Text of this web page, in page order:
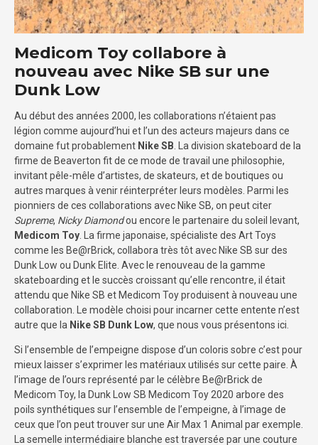
Medicom Toy collabore à
nouveau avec Nike SB sur une
Dunk Low
Au début des années 2000, les collaborations n’étaient pas
légion comme aujourd’hui et l’un des acteurs majeurs dans ce
domaine fut probablement Nike SB . La division skateboard de la
firme de Beaverton fit de ce mode de travail une philosophie,
invitant pêle-mêle d’artistes, de skateurs, et de boutiques ou
autres marques à venir réinterpréter leurs modèles. Parmi les
pionniers de ces collaborations avec Nike SB, on peut citer
Supreme, Nicky Diamondou encore le partenaire du soleil levant,
Medicom Toy . La firme japonaise, spécialiste des Art Toys
comme les Be@rBrick, collabora très tôt avec Nike SB sur des
Dunk Low ou Dunk Elite. Avec le renouveau de la gamme
skateboarding et le succès croissant qu’elle rencontre, il était
attendu que Nike SB et Medicom Toy produisent à nouveau une
collaboration. Le modèle choisi pour incarner cette entente n’est
autre que la Nike SB Dunk Low, que nous vous présentons ici.
Si l’ensemble de l’empeigne dispose d’un coloris sobre c’est pour
mieux laisser s’exprimer les matériaux utilisés sur cette paire. À
l’image de l’ours représenté par le célèbre Be@rBrick de
Medicom Toy, la Dunk Low SB Medicom Toy 2020 arbore des
poils synthétiques sur l’ensemble de l’empeigne, à l’image de
ceux que l’on peut trouver sur une Air Max 1 Animal par exemple.
La semelle intermédiaire blanche est traversée par une couture